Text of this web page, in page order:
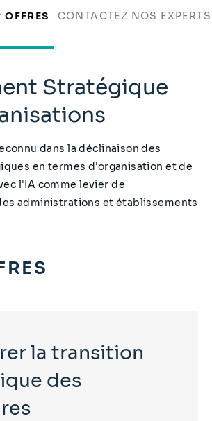
OFFRES CONTACTEZ NOS EXPERTS
Stratégique
dans la déclinaison des
en termes d'organisation et de
l'IA comme levier de
administrations et établissements
des